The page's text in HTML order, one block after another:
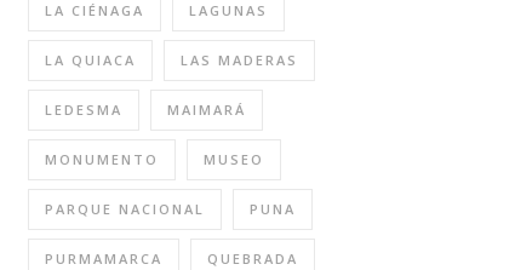
LA CIÉNAGA LAGUNAS
LA QUIACA LAS MADERAS
LEDESMA MAIMARÁ
MONUMENTO MUSEO
PARQUE NACIONAL PUNA
PURMAMARCA QUEBRADA